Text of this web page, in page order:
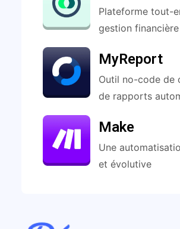
Plateforme tout-
gestion financière
MyReport
Outil no-code de
de rapports
Make
Une
et évolutive